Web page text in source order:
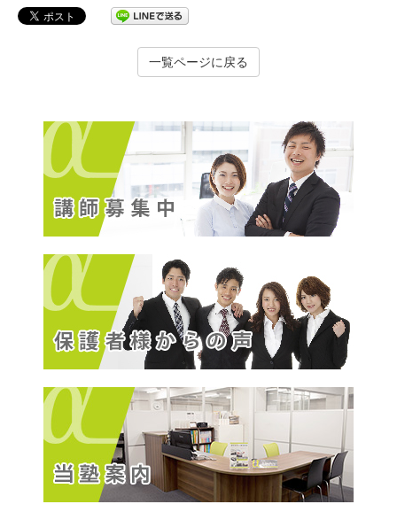
一覧ページに戻る